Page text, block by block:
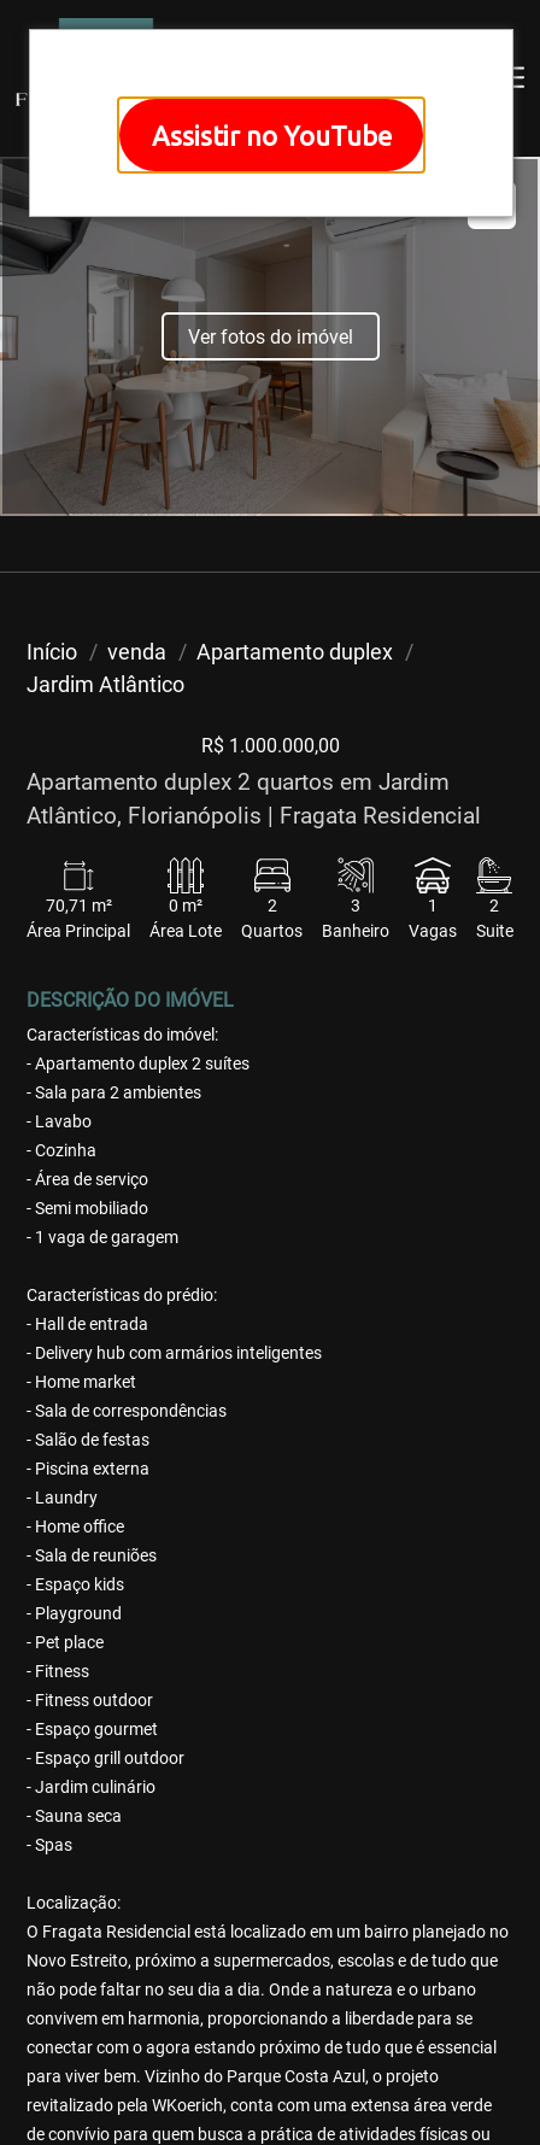
Assistir no YouTube
Ver fotos do imóvel
Início venda
Apartamento duplex
Jardim Atlântico
R$ 1.000.000,00
Apartamento duplex 2 quartos em Jardim
Atlântico, Florianópolis | Fragata Residencial
70,71 m²
Área Principal
0 m²
Área Lote
2
Quartos
3
Banheiro
1
Vagas
2
Suite
DESCRIÇÃO DO IMÓVEL
Características do imóvel:
- Apartamento duplex 2 suítes
- Sala para 2 ambientes
- Lavabo
- Cozinha
- Área de serviço
- Semi mobiliado
- 1 vaga de garagem
Características do prédio:
- Hall de entrada
- Delivery hub com armários inteligentes
- Home market
- Sala de correspondências
- Salão de festas
- Piscina externa
- Laundry
- Home office
- Sala de reuniões
- Espaço kids
- Playground
- Pet place
- Fitness
- Fitness outdoor
- Espaço gourmet
- Espaço grill outdoor
- Jardim culinário
- Sauna seca
- Spas
Localização:
O Fragata Residencial está localizado em um bairro planejado no
Novo Estreito, próximo a supermercados, escolas e de tudo que
não pode faltar no seu dia a dia. Onde a natureza e o urbano
convivem em harmonia, proporcionando a liberdade para se
conectar com o agora estando próximo de tudo que é essencial
para viver bem. Vizinho do Parque Costa Azul, o projeto
revitalizado pela WKoerich, conta com uma extensa área verde
de convívio para quem busca a prática de atividades físicas ou